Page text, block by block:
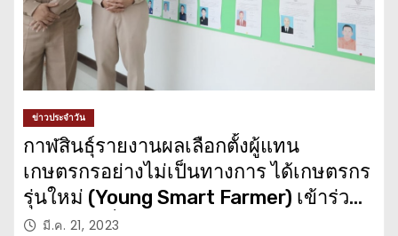
ข่าวประจำวัน
กาฬสินธุ์รายงานผลเลือกตั้งผู้แทน
เกษตรกรอย่างไม่เป็นทางการ ได้เกษตรกร
รุ่นใหม่ (Young Smart Farmer) เข้าร่วม
1 ราย พบเรื่องร้องเรียน 1 อำเภอ
มี.ค. 21, 2023